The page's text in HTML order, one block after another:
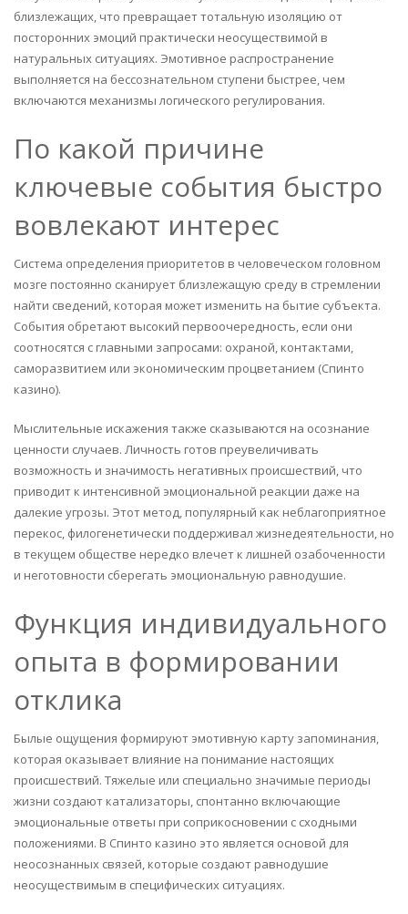
близлежащих, что превращает тотальную изоляцию от
посторонних эмоций практически неосуществимой в
натуральных ситуациях. Эмотивное распространение
выполняется на бессознательном ступени быстрее, чем
включаются механизмы логического регулирования.
По какой причине
ключевые события быстро
вовлекают интерес
Система определения приоритетов в человеческом головном
мозге постоянно сканирует близлежащую среду в стремлении
найти сведений, которая может изменить на бытие субъекта.
События обретают высокий первоочередность, если они
соотносятся с главными запросами: охраной, контактами,
саморазвитием или экономическим процветанием (Спинто
казино).
Мыслительные искажения также сказываются на осознание
ценности случаев. Личность готов преувеличивать
возможность и значимость негативных происшествий, что
приводит к интенсивной эмоциональной реакции даже на
далекие угрозы. Этот метод, популярный как неблагоприятное
перекос, филогенетически поддерживал жизнедеятельности, но
в текущем обществе нередко влечет к лишней озабоченности
и неготовности сберегать эмоциональную равнодушие.
Функция индивидуального
опыта в формировании
отклика
Былые ощущения формируют эмотивную карту запоминания,
которая оказывает влияние на понимание настоящих
происшествий. Тяжелые или специально значимые периоды
жизни создают катализаторы, спонтанно включающие
эмоциональные ответы при соприкосновении с сходными
положениями. В Спинто казино это является основой для
неосознанных связей, которые создают равнодушие
неосуществимым в специфических ситуациях.